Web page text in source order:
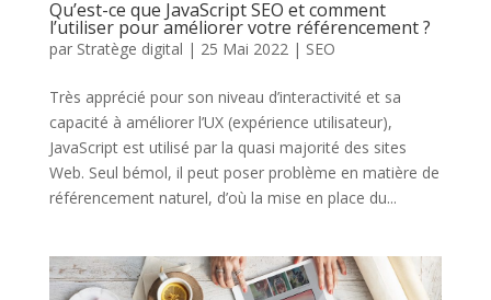
Qu’est-ce que JavaScript SEO et comment
l’utiliser pour améliorer votre référencement ?
par Stratège digital | 25 Mai 2022| SEO
Très apprécié pour son niveau d’interactivité et sa
capacité à améliorer l’UX (expérience utilisateur),
JavaScript est utilisé par la quasi majorité des sites
Web. Seul bémol, il peut poser problème en matière de
référencement naturel, d’où la mise en place du...